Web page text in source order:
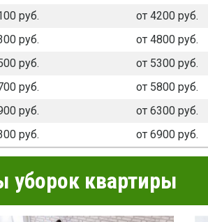
руб.
от 4200 руб.
руб.
от 4800 руб.
руб.
от 5300 руб.
руб.
от 5800 руб.
руб.
от 6300 руб.
руб. от 6900 руб.
квартиры